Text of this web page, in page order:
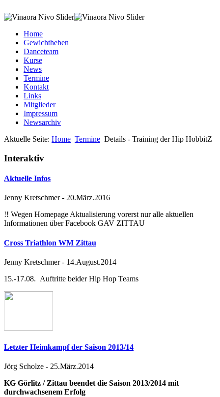
Home
Gewichtheben
Danceteam
Kurse
News
Termine
Kontakt
Links
Mitglieder
Impressum
Newsarchiv
Aktuelle Seite: Home Termine Details - Training der Hip HobbitZ
Interaktiv
Aktuelle Infos
Jenny Kretschmer- 20.März.2016
!! Wegen Homepage Aktualisierung vorerst nur alle aktuellen
Informationen über Facebook GAV ZITTAU
Cross Triathlon WM Zittau
Jenny Kretschmer- 14.August.2014
15.-17.08. Auftritte beider Hip Hop Teams
Letzter Heimkampf der Saison 2013/14
Jörg Scholze - 25.März.2014
KG Görlitz / Zittau beendet die Saison 2013/2014 mit
durchwachsenem Erfolg